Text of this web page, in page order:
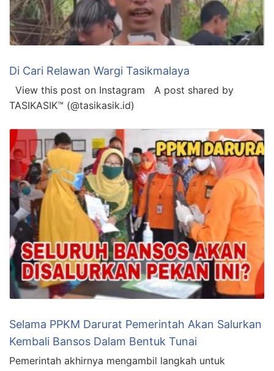
Di Cari Relawan Wargi Tasikmalaya
View this post on Instagram A post shared by
TASIKASIK™ (@tasikasik.id)
Selama PPKM Darurat Pemerintah Akan Salurkan
Kembali Bansos Dalam Bentuk Tunai
Pemerintah akhirnya mengambil langkah untuk